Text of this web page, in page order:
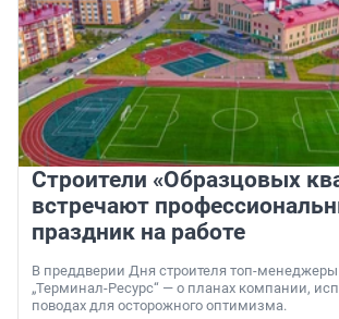
Строители «Образцовых
встречают
праздник на работе
В преддверии Дня строителя топ-
„Терминал-Ресурс“ — о планах компании,
поводах для осторожного оптимизма.